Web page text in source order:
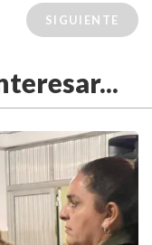
SIGUIENTE